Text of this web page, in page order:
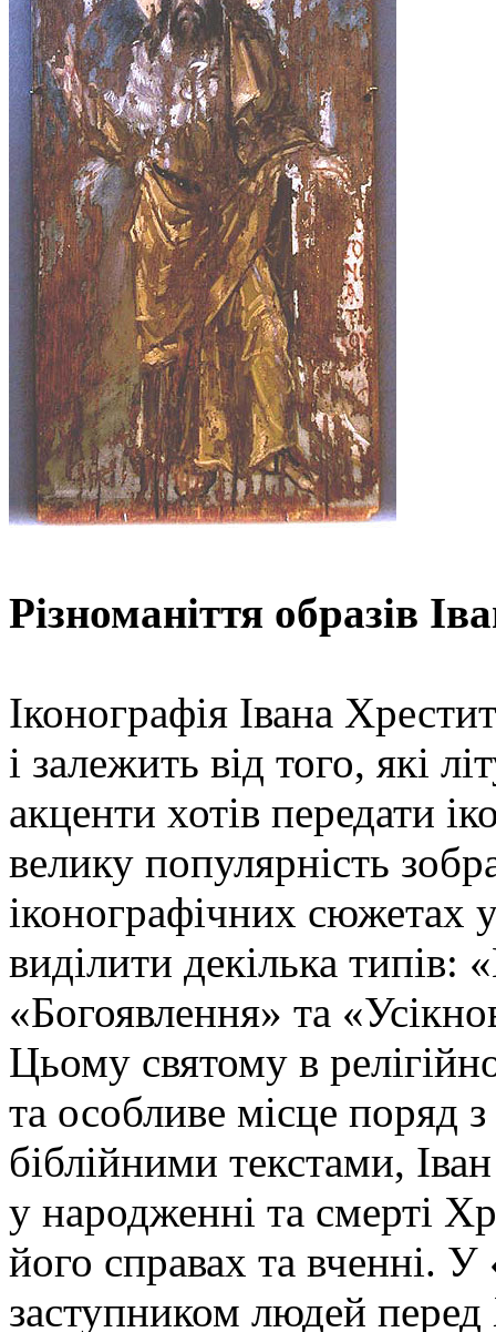
Різноманіття образів
Іконографія Івана
і залежить від того, які
акценти хотів передати
велику популярність
іконографічних сюжетах
виділити декілька
«Богоявлення» та
Цьому святому в
та особливе місце поряд
біблійними текстами,
у народженні та смерті
його справах та вченні.
заступником людей